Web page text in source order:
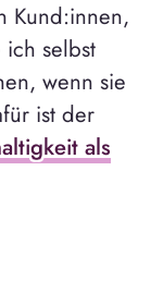
Kund:innen,
ich selbst
wenn sie
ist der
als